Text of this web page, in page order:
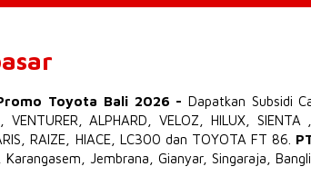
Toyota Bali 2026 - Dapatkan Subsidi
VENTURER ,ALPHARD ,VELOZ HILUX, SIENTA
,RAIZE HIACE, LC300 dan TOYOTA FT 86
Jembrana, Gianyar, Singaraja,